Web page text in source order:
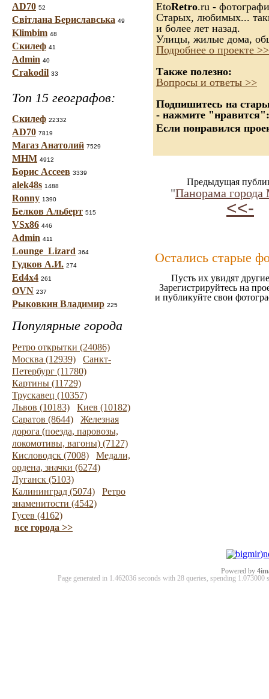
AD70 52
Світлана Бериславська 49
Klimbim 48
Скилеф 41
Admin 40
Crakodil 33
Топ 15 географов:
Скилеф 22332
AD70 7819
Магаз Анатолий 7529
МНМ 4912
Борис Ассеев 3339
alek48s 1488
Ronny 1390
Белков Альберт 515
VSx86 446
Admin 411
Lounge_Lizard 364
Гудков А.И. 274
Ed4x4 261
OVN 237
Рыковкин Владимир 225
Популярные города
Ретро открытки (24086)
Москва (12939)
Санкт-
Петербург (11780)
Картины (11729)
Трускавец (10357)
Львов (10183)
Киев (10182)
Саратов (8644)
Железная
дорога (поезда, паровозы,
локомотивы, вагоны) (7127)
Кисловодск (7008)
Медали,
ордена, значки (6274)
Луганск (5103)
Калининград (5074)
Ретро
знаменитости (4542)
Гусев (4162)
все города >>
EtoRetro.ru -
Старых, любимых...
и более лет назад.
Улицы, жилые дома,
Подробнее о проекте >>
Также полезно:
Вопросы и ответы >>
Подпишитесь на
- нажмите "нравится":
Если понравился
Предыдущая
"Панорама города
<<-
Остались старые
Пусть их увидят
Зарегистрируйтесь на
и публикуйте свои
Powered by
Page generated in 1.462036 seconds with 28 queries, spending